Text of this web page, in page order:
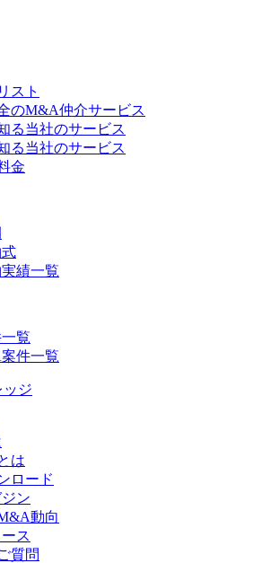
スト
のM&A仲介サービス
る当社のサービス
る当社のサービス
金
績一覧
覧
件一覧
ッジ
は
ロード
ン
動向
ス
質問